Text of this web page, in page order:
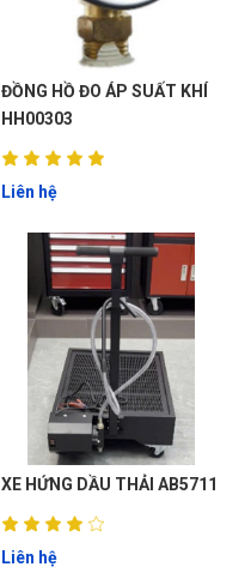
ĐỒNG HỒ ĐO ÁP SUẤT KHÍ
HH00303
Liên hệ
XE HỨNG DẦU THẢI AB5711
Liên hệ